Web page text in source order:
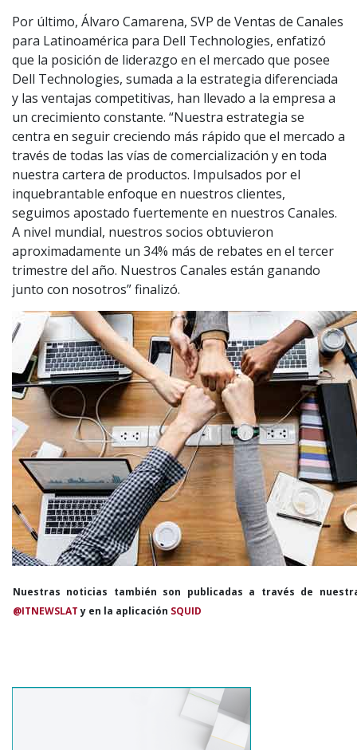
Por último, Álvaro Camarena, SVP de Ventas de Canales
para Latinoamérica para Dell Technologies, enfatizó
que la posición de liderazgo en el mercado que posee
Dell Technologies, sumada a la estrategia diferenciada
y las ventajas competitivas, han llevado a la empresa a
un crecimiento constante. “Nuestra estrategia se
centra en seguir creciendo más rápido que el mercado a
través de todas las vías de comercialización y en toda
nuestra cartera de productos. Impulsados por el
inquebrantable enfoque en nuestros clientes,
seguimos apostado fuertemente en nuestros Canales.
A nivel mundial, nuestros socios obtuvieron
aproximadamente un 34% más de rebates en el tercer
trimestre del año. Nuestros Canales están ganando
junto con nosotros” finalizó.
Nuestras noticias también son publicadas a través de
@ITNEWSLATy en la aplicación SQUID